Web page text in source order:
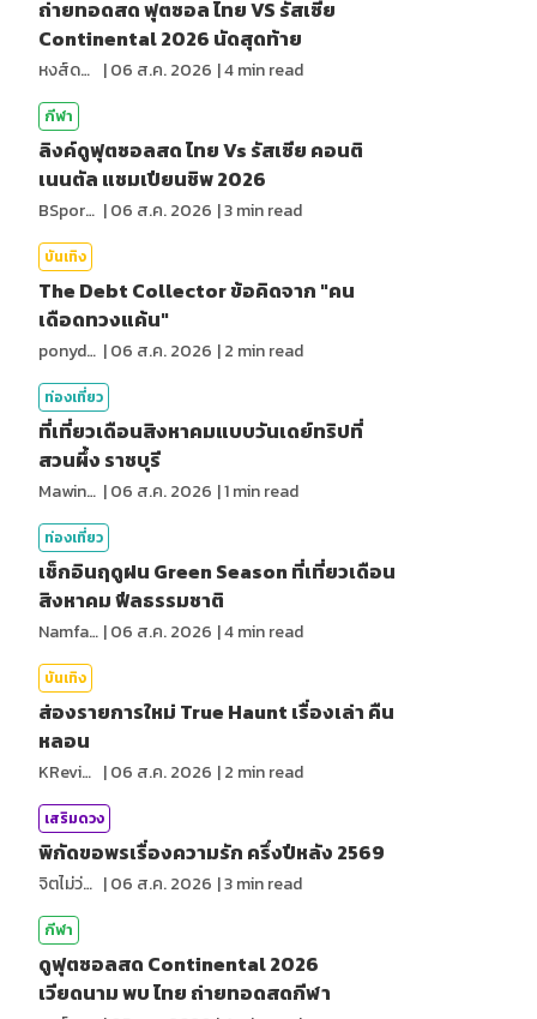
ถ่ายทอดสด ฟุตซอล ไทย VS รัสเซีย
Continental 2026 นัดสุดท้าย
หงส์ดรุณ |06 ส.ค. 2026 |4min read
กีฬา
ลิงค์ดูฟุตซอลสด ไทย Vs รัสเซีย คอนติ
เนนตัล แชมเปียนชิพ 2026
BSports8 |06 ส.ค. 2026 |3min read
บันเทิง
The Debt Collector ข้อคิดจาก "คน
เดือดทวงแค้น"
ponydiary |06 ส.ค. 2026 |2 min read
ท่องเที่ยว
ที่เที่ยวเดือนสิงหาคมแบบวันเดย์ทริปที่
สวนผึ้ง ราชบุรี
MawinMatravel |06 ส.ค. 2026 |1min read
ท่องเที่ยว
เช็กอินฤดูฝน Green Season ที่เที่ยวเดือน
สิงหาคม ฟีลธรรมชาติ
NamfahPhupha |06 ส.ค. 2026 |4min read
บันเทิง
ส่องรายการใหม่ True Haunt เรื่องเล่า คืน
หลอน
KReview |06 ส.ค. 2026 |2 min read
เสริมดวง
พิกัดขอพรเรื่องความรัก ครึ่งปีหลัง 2569
จิตไม่ว่าง |06 ส.ค. 2026 |3min read
กีฬา
ดูฟุตซอลสด Continental 2026
เวียดนาม พบ ไทย ถ่ายทอดสดกีฬา